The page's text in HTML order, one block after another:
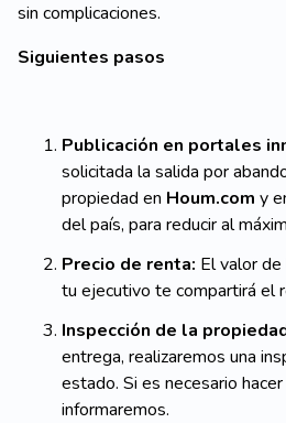
sin complicaciones.
Siguientes pasos
Publicación en portales
solicitada la salida por
propiedad en Houm.com y
del país, para reducir al
Precio de renta: El valor
tu ejecutivo te compartirá el
Inspección de la
entrega, realizaremos una
estado. Si es necesario
informaremos.